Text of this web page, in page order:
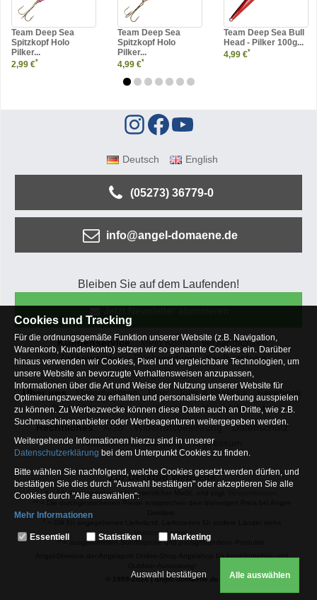
Team Deep Sea
Spitzkopf Holo
Pilker...
2,99 €*
Team Deep Sea
Spitzkopf Holo
Pilker...
4,99 €*
Team Deep Sea Bull
Head - Pilker 100g...
4,99 €*
Deutsch English
(05273) 36779-0
info@angel-domaene.de
Bleiben Sie auf dem Laufenden!
Kundenservice Mein Konto
Versandkosten
Zahlungsarten
Rücksendung
Kaufberatung
Häufige Fragen
Über uns
Unternehmen Blog Jobs & Praktika
Facebook
Osterfeldsee
Archiv Sitemap
Kontaktformular
Rechtliches
AGB Widerrufsbelehrung
Datenschutz
Altbatterie-Entsorgung
Impressum
Zur Desktop Webseite
* = Alle Preisangaben inkl. gesetzlicher MwSt. und zzgl.
Versandinfoseite.
2= ausgenommen Sonderpeise und preisgebundene Produkte.
© 1989-2024 | angel-domaene.de
Cookies und Tracking
Für die ordnungsgemäße Funktion unserer Website (z.B. Navigation,
Warenkorb, Kundenkonto) setzen wir so genannte Cookies ein. Darüber
hinaus verwenden wir Cookies, Pixel und vergleichbare Technologien, um
unsere Website an bevorzugte Verhaltensweisen anzupassen,
Informationen über die Art und Weise der Nutzung unserer Website für
Optimierungszwecke zu erhalten und personalisierte Werbung ausspielen
zu können. Zu Werbezwecke können diese Daten auch an Dritte, wie z.B.
Suchmaschinenanbieter oder Werbeagenturen weitergegeben werden.
Weitergehende Informationen hierzu sind in unserer
Datenschutzerklärung bei dem Unterpunkt Cookies zu finden.
Bitte wählen Sie nachfolgend, welche Cookies gesetzt werden dürfen, und
bestätigen Sie dies durch "Auswahl bestätigen" oder akzeptieren Sie alle
Cookies durch "Alle auswählen":
Mehr Informationen
Essentiell
weshalb auf diese nicht verzichtet werden kann
Essentiell Statistiken Marketing
Auswahl bestätigen Alle auswählen